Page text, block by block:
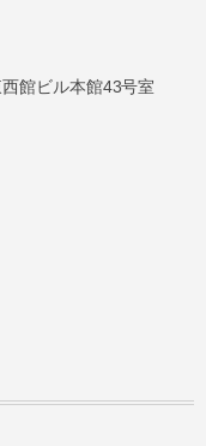
館ビル本館43号室